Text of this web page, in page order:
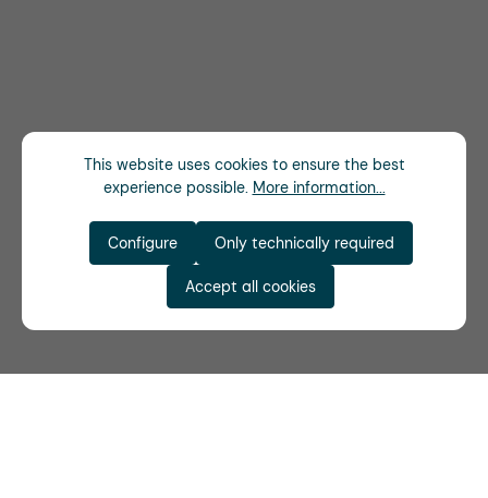
This website uses cookies to ensure the best
experience possible. More information...
Only technically required
Configure
Accept all cookies